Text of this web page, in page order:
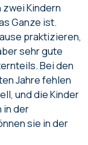
Kindern
Ganze ist.
praktizieren,
sehr gute
Bei den
Jahre fehlen
und die Kinder
in der
sie in der